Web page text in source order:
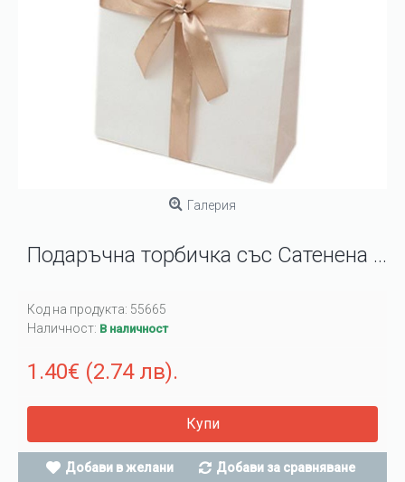
Галерия
Подаръчна торбичка със Сатенена панделка 23х18см
Код на продукта: 55665
Наличност: В наличност
1.40€ (2.74 лв).
Купи
Добави в желани Добави за сравняване